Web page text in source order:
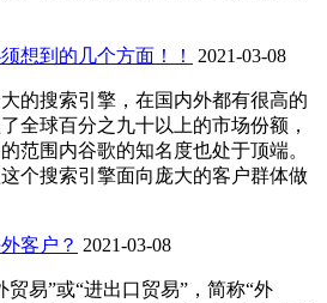
想到的几个方面！！ 2021-03-08
的搜索引擎，在国内外都有很高的
全球百分之九十以上的市场份额，
范围内谷歌的知名度也处于顶端。
个搜索引擎面向庞大的客户群体做
客户？ 2021-03-08
贸易”或“进出口贸易”，简称“外